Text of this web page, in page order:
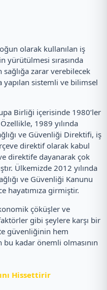
olarak kullanılan iş
yürütülmesi sırasında
zarar verebilecek
sistemli ve bilimsel
Birliği içerisinde 1980’ler
1989 yılında
ve Güvenliği Direktifi, iş
direktif olarak kabul
direktife dayanarak çok
Ülkemizde 2012 yılında
ve Güvenliği Kanunu
hayatımıza girmiştir.
çöküşler ve
gibi şeylere karşı bir
güvenliğinin hem
kadar önemli olmasının
Hissettirir